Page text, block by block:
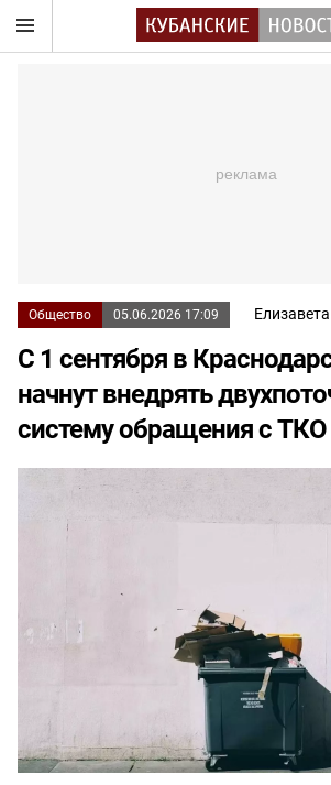
Общество 05.06.2026 17:09
С 1 сентября в
начнут внедрять
систему обращения с ТКО